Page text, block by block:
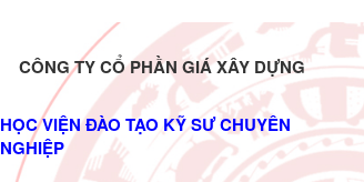
CÔNG TY CỔ PHẦN GIÁ XÂY DỰNG
HỌC VIỆN ĐÀO TẠO KỸ SƯ CHUYÊN
NGHIỆP